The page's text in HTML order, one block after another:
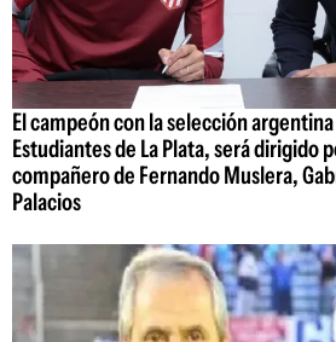
El campeón con la selección
Estudiantes de La Plata, será dirigido
compañero de Fernando Muslera,
Palacios